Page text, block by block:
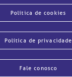
Política de cookies
Política de privacidade
Fale conosco